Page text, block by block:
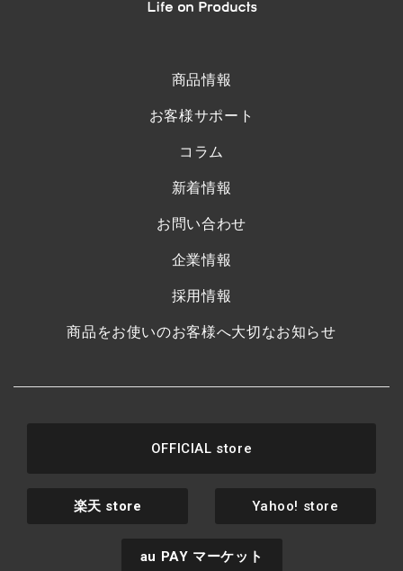
商品情報
お客様サポート
コラム
新着情報
お問い合わせ
企業情報
採用情報
商品をお使いのお客様へ大切なお知らせ
OFFICIAL store
楽天 store Yahoo! store
au PAY マーケット